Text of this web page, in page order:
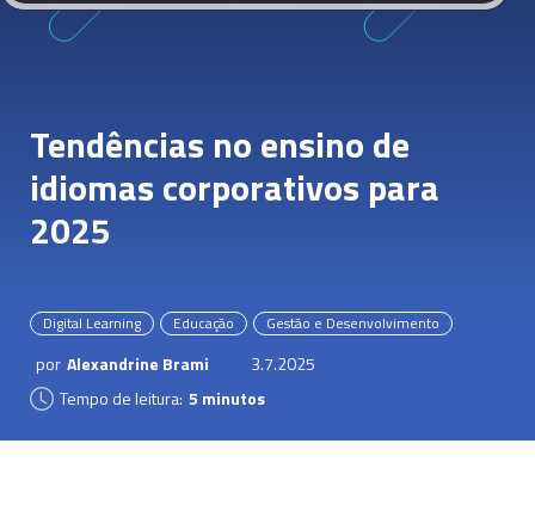
Tendências no ensino de
idiomas corporativos para
2025
Digital Learning Educação Gestão e Desenvolvimento
por Alexandrine Brami
3.7.2025
Tempo de leitura: 5 minutos